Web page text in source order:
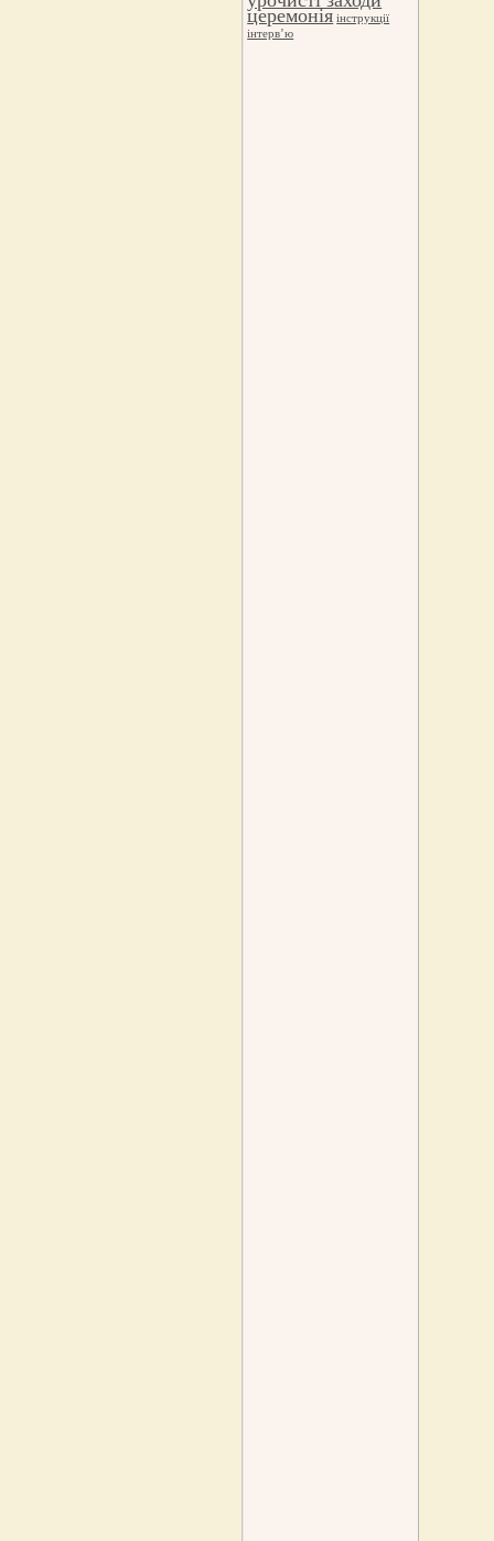
церемонія інструкції
інтерв’ю